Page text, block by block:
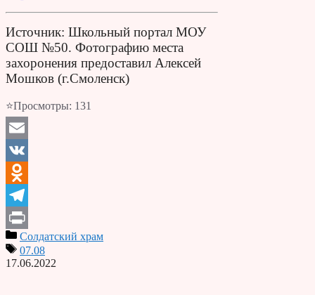
Источник: Школьный портал МОУ
СОШ №50. Фотографию места
захоронения предоставил Алексей
Мошков (г.Смоленск)
⭐Просмотры: 131
Email
VK
Odnoklassniki
Telegram
PrintСолдатский храм
07.08
17.06.2022